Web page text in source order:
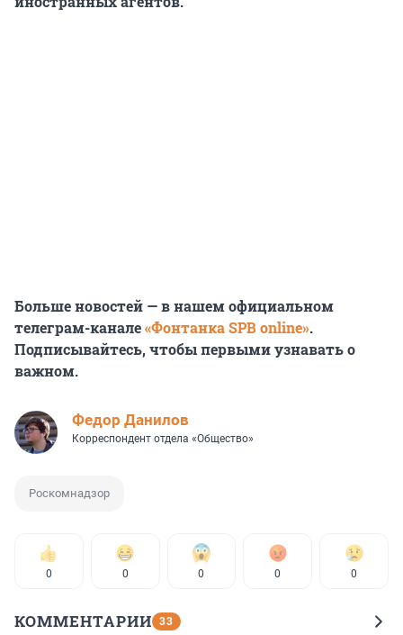
Больше новостей — в нашем официальном
телеграм-канале«Фонтанка SPB online».
Подписывайтесь, чтобы первыми узнавать о
важном.
Федор Данилов
Корреспондент отдела «Общество»
Роскомнадзор
0 0 0 0 0
КОММЕНТАРИИ 33